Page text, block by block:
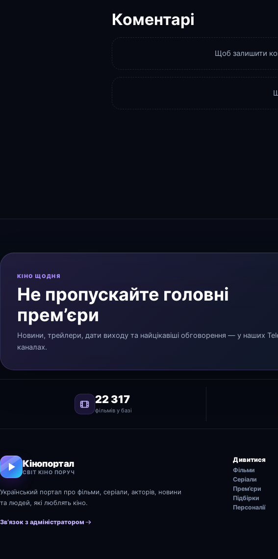
Коментарі
Щоб залишити
КІНО ЩОДНЯ
Не пропускайте головні
прем’єри
Новини, трейлери, дати виходу та найцікавіші обговорення — у наших
каналах.
22 317
фільмів у базі
Кінопортал
СВІТ КІНО ПОРУЧ
Український портал про фільми, серіали, акторів, новини
та людей, які люблять кіно.
Зв’язок з адміністратором
Дивитися
Фільми
Серіали
Прем’єри
Підбірки
Персоналії